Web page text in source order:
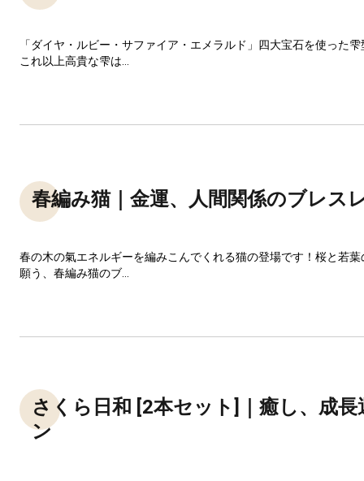
「ダイヤ・ルビー・サファイア・エメラルド」四大宝石を使った
これ以上高貴な雫は...
春編み猫｜金運、人間関係のブレス
春の木の氣エネルギーを編みこんでくれる猫の登場です！桜と若
願う、春編み猫のブ...
さくら日和 [2本セット]｜癒し、成
ン